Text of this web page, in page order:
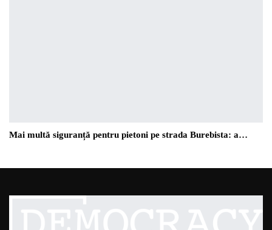
Mai multă siguranță pentru pietoni pe strada Burebista: a…